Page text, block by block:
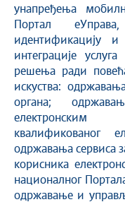
унапређења
Портал
идентификацију
интеграције
решења ради
искуства:
органа;
електронским
квалификованог
одржавања сервиса
корисника
националног
одржавање и